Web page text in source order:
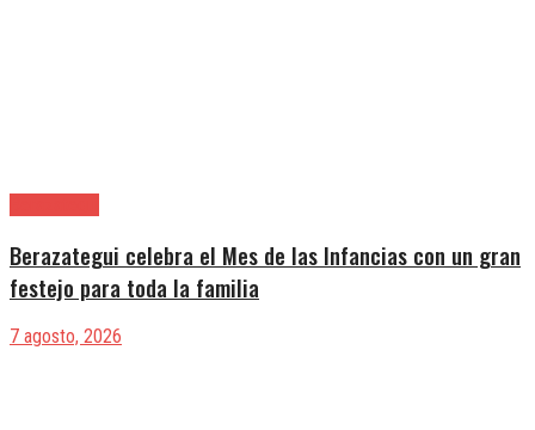
Berazategui celebra el Mes de las Infancias con un gran
festejo para toda la familia
7 agosto, 2026